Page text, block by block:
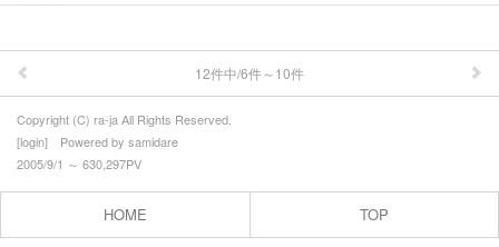
12件中/6件～10件
Copyright (C) ra-ja All Rights Reserved.
[login] Powered by samidare
2005/9/1 ～ 630,297PV
HOME TOP